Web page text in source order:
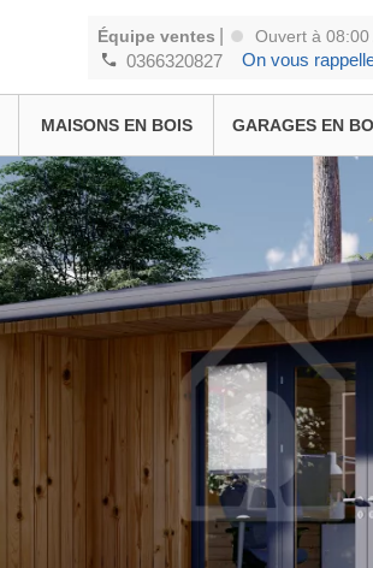
Équipe ventes Ouvert à 08:00
0366320827 On vous
MAISONS EN BOIS GARAGES EN